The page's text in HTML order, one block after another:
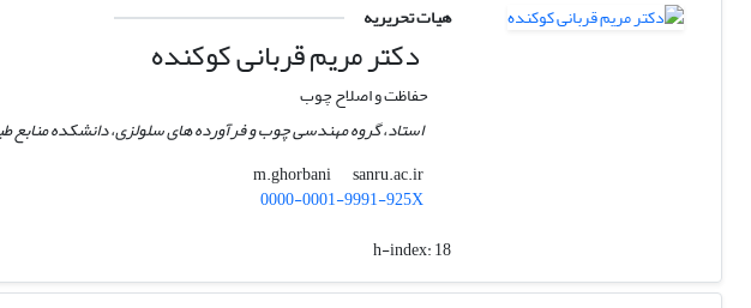
هیات تحریریه
دکتر مریم قربانی کوکنده
حفاظت و اصلاح چوب
استاد، گروه مهندسی چوب و فرآورده های سلولزی، دانشکده منابع
m.ghorbani
sanru.ac.ir
0000-0001-9991-925X
h-index:18